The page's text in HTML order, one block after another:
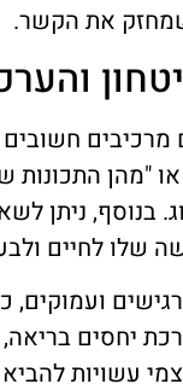
את הקשר.
"מהן התכונות
בנוסף, ניתן
שלו לחיים
יחסים בריאה,
עשויות